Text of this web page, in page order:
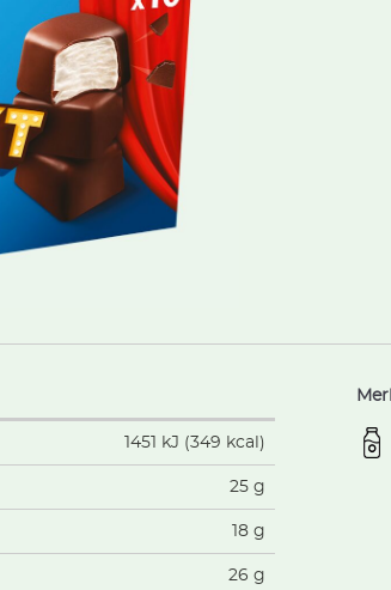
1451 kJ (349 kcal)
25 g
18 g
26 g